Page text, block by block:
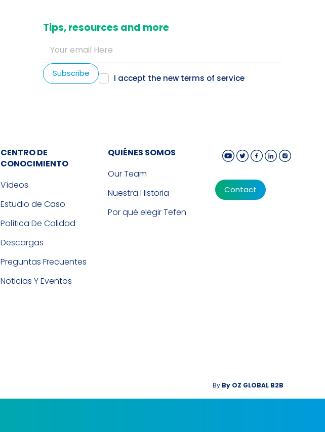
​Tips, resources and more
I accept the new terms of service
CENTRO DE
CONOCIMIENTO
Vídeos
Estudio de Caso
Política De Calidad
Descargas
Preguntas Frecuentes
Noticias Y Eventos
QUIÉNES SOMOS
Our Team
Nuestra Historia
Por qué elegir Tefen
Contact
By By OZ GLOBAL B2B